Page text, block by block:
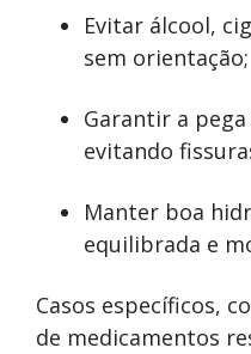
Evitar álcool,
sem orientação;
Garantir a
evitando
Manter boa
equilibrada e
Casos específicos,
de medicamentos